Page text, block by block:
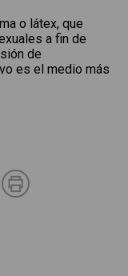
o látex, que
a fin de
de
es el medio más
en Google Plus
en Pinterest
Compartir por E-